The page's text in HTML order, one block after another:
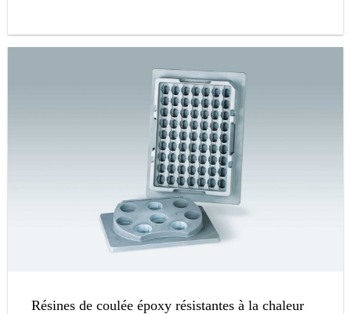
Résines de coulée époxy résistantes à la chaleur